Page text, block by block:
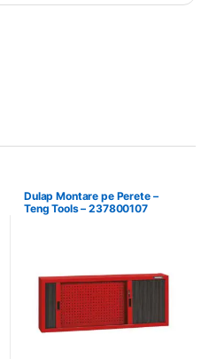
Dulap Montare pe Perete –
Teng Tools – 237800107